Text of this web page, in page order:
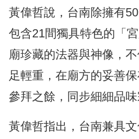
黃偉哲說，台南除擁有
包含21間獨具特色的「
廟珍藏的法器與神像，
足輕重，在廟方的妥善
參拜之餘，同步細細品味
黃偉哲指出，台南兼具